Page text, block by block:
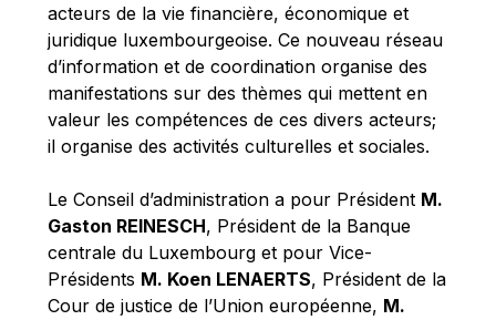
Mireille Delmas-Marty
Nobuo Tanaka
Otmar Issing
Paolo Mengozzi
Paschal Donohoe
Pat Cox
Patrizia Nanz
Philippe Maystadt
Pierre Gramegna
acteurs de la vie financière, économique et
juridique luxembourgeoise. Ce nouveau réseau
d’information et de coordination organise des
manifestations sur des thèmes qui mettent en
valeur les compétences de ces divers acteurs;
il organise des activités culturelles et sociales.
Le Conseil d’administration a pour Président M.
Gaston REINESCH, Président de la Banque
centrale du Luxembourg et pour Vice-
Présidents M. Koen LENAERTS, Président de la
Cour de justice de l’Union européenne, M.